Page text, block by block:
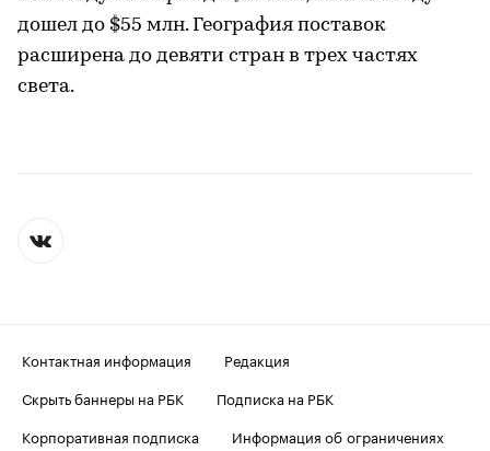
дошел до $55 млн. География поставок
расширена до девяти стран в трех частях
света.
Контактная информация
Редакция
Скрыть баннеры на РБК
Подписка на РБК
Корпоративная подписка
Информация об ограничениях